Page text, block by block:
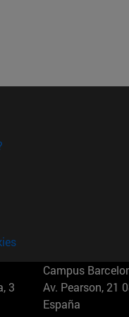
3
Campus
Av. Pearson, 21
España